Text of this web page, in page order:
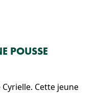
POUSSE
Cette jeune